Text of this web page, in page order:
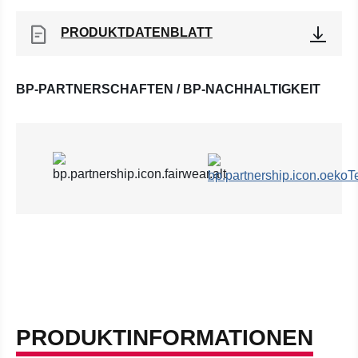
PRODUKTDATENBLATT
BP-PARTNERSCHAFTEN / BP-NACHHALTIGKEIT
PRODUKTINFORMATIONEN